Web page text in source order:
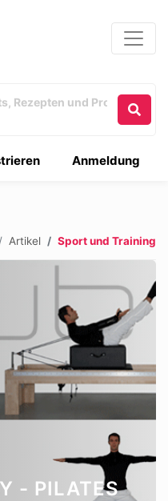
Anmeldung
Artikel Sport und Training
- PILATES